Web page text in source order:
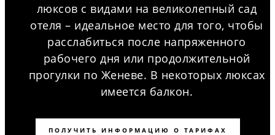
люксов с видами на великолепный сад
отеля – идеальное место для того, чтобы
расслабиться после напряженного
рабочего дня или продолжительной
прогулки по Женеве. В некоторых люксах
имеется балкон.
ПОЛУЧИТЬ ИНФОРМАЦИЮ О ТАРИФАХ